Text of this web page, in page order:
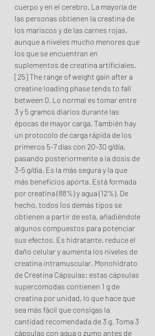
cuerpo y en el cerebro. La mayoría de
las personas obtienen la creatina de
los mariscos y de las carnes rojas,
aunque a niveles mucho menores que
los que se encuentran en
suplementos de creatina artificiales.
[25] The range of weight gain after a
creatine loading phase tends to fall
between 0. Lo normal es tomar entre
3 y 5 gramos diarios durante las
épocas de mayor carga. También hay
un protocolo de carga rápida de los
primeros 5-7 días con 20-30 g/día,
pasando posteriormente a la dosis de
3-5 g/día. Es la más segura y la que
más beneficios aporta. Está formada
por creatina (88%) y agua (12%). De
hecho, todos los demás tipos se
obtienen a partir de esta, añadiéndole
algunos compuestos para potenciar
sus efectos. Es hidratante, reduce el
daño celular y aumenta los niveles de
creatina intramuscular. Monohidrato
de Creatina Cápsulas: estas cápsulas
supercómodas contienen 1 g de
creatina por unidad, lo que hace que
sea más fácil que consigas la
cantidad recomendada de 3 g. Toma 3
cápsulas con agua o zumo antes de